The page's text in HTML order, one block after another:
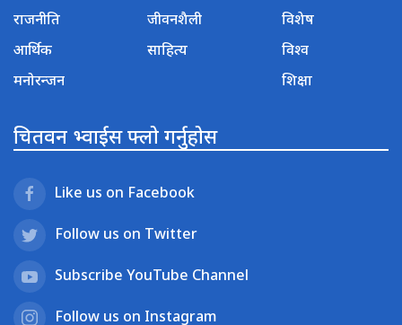
राजनीति
आर्थिक
मनोरन्जन
जीवनशैली
साहित्य
विशेष
विश्व
शिक्षा
चितवन भ्वाईस फ्लो गर्नुहोस
Like us on Facebook
Follow us on Twitter
Subscribe YouTube Channel
Follow us on Instagram